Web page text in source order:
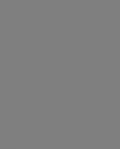
skorupiaków oraz roślin